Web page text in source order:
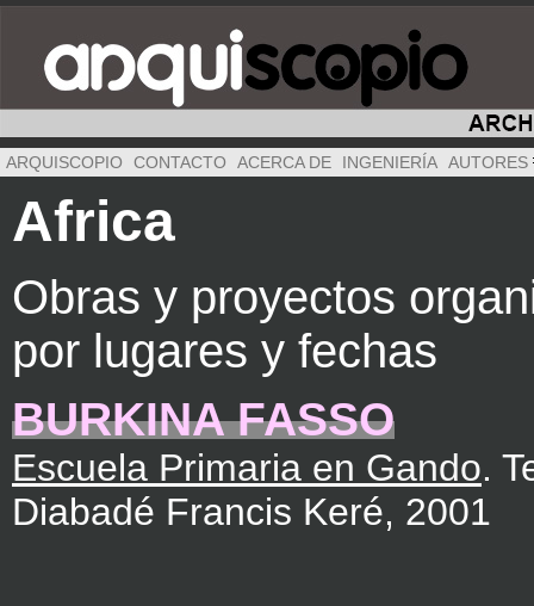
ARQUISCOPIO CONTACTO ACERCA DE INGENIERÍA AUTORES
Africa
Obras y proyectos
por lugares y fechas
BURKINA FASSO
Escuela Primaria en Gando.
Diabadé Francis Keré, 2001